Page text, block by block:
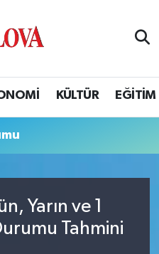
KÜLTÜR EĞİTİM
Yarın ve 1
Tahmini